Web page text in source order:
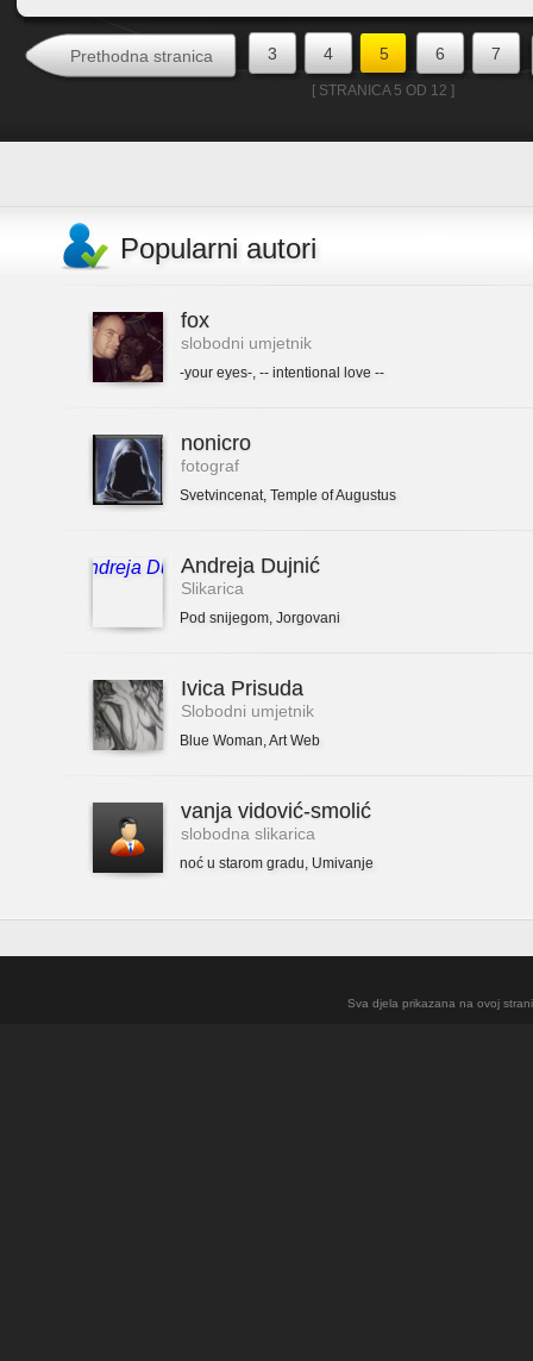
Prethodna stranica 3 4 5 6 7
[ STRANICA 5 OD 12 ]
Popularni autori
fox
slobodni umjetnik
-your eyes-, -- intentional love --
nonicro
fotograf
Svetvincenat, Temple of Augustus
Andreja Dujnić
Slikarica
Pod snijegom, Jorgovani
Ivica Prisuda
Slobodni umjetnik
Blue Woman,Art Web
vanja vidović-smolić
slobodna slikarica
noć u starom gradu, Umivanje
Sva djela prikazana na ovoj